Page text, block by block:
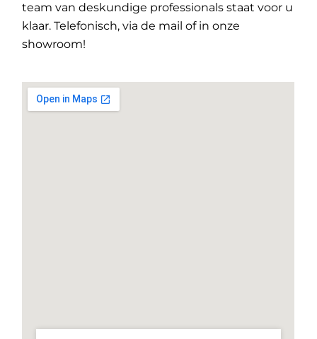
team van deskundige professionals staat voor u
klaar. Telefonisch, via de mail of in onze
showroom!